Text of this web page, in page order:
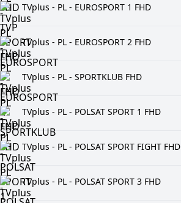
TVplus - PL - EUROSPORT 1 FHD
TVplus - PL - EUROSPORT 2 FHD
TVplus - PL - SPORTKLUB FHD
TVplus - PL - POLSAT SPORT 1 FHD
TVplus - PL - POLSAT SPORT FIGHT FHD
TVplus - PL - POLSAT SPORT 3 FHD